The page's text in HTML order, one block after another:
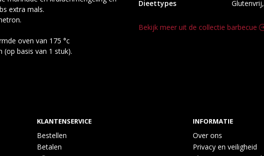
extra mals.
oven van 175 °c
basis van 1 stuk).
Dieettypes
Bekijk meer uit de collectie barbecue
KLANTENSERVICE
Bestellen
Betalen
INFORMATIE
Over ons
Privacy en veiligheid